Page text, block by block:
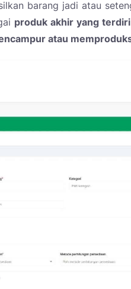
barang jadi atau
produk akhir yang
atau